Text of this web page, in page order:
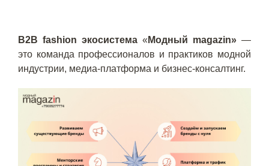
B2B fashion экосистема « Модный magazin» —
это команда профессионалов и практиков модной
индустрии, медиа-платформа и бизнес-консалтинг.